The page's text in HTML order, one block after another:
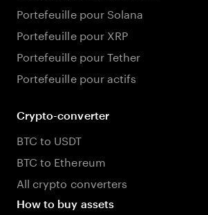
Portefeuille pour Solana
Portefeuille pour XRP
Portefeuille pour Tether
Portefeuille pour actifs
Crypto-converter
BTC to USDT
BTC to Ethereum
All crypto converters
How to buy assets